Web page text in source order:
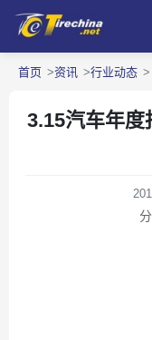
首页 资讯 行业动态
3.15汽车年度